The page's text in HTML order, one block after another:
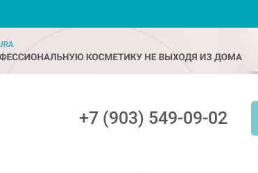
+7 (903) 549-09-02